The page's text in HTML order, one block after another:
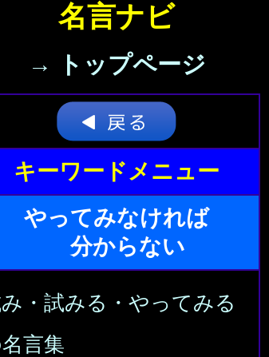
名言ナビ
→ トップページ
キーワードメニュー
やってみなければ
分からない
・試みる・やってみる
言集